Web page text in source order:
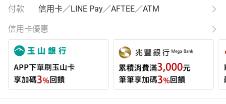
付款 信用卡／LINE Pay／AFTEE／ATM
信用卡優惠